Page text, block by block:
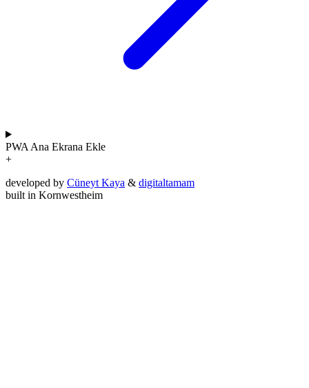
PWA Ana Ekrana Ekle
+
developed by Cüneyt Kaya & digitaltamam
built in Kornwestheim